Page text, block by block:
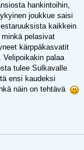
hankintoihin,
joukkue saisi
kaikkein
pelasivat
kärppäkasvatit
palaa
tulee Sulkavalle
ensi kaudeksi
näin on tehtävä